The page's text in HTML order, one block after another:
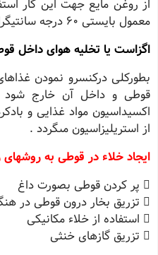
از روغن مایع جهت این کار
معمول بایستى 60 درجه سانتیگراد باشد .
اگزاست یا تخلیه هواى داخل
بطورکلى درکنسرو نمودن
قوطى و داخل آن خارج شود
اکسیداسیون مواد غذایى و
از استریلیزاسیون مىگردد .
ایجاد خلاء در قوطى به
 پر کردن قوطى بصورت داغ
 تزریق بخار درون قوطى در هنگام دربندى
 استفاده از خلاء مکانیکى
 تزریق گازهاى خنثى